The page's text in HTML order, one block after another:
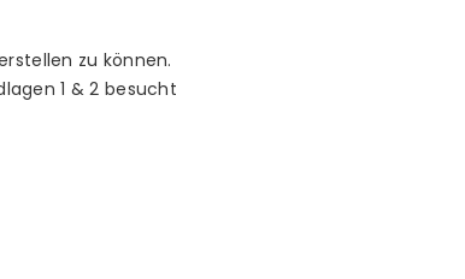
zu können.
1 & 2 besucht